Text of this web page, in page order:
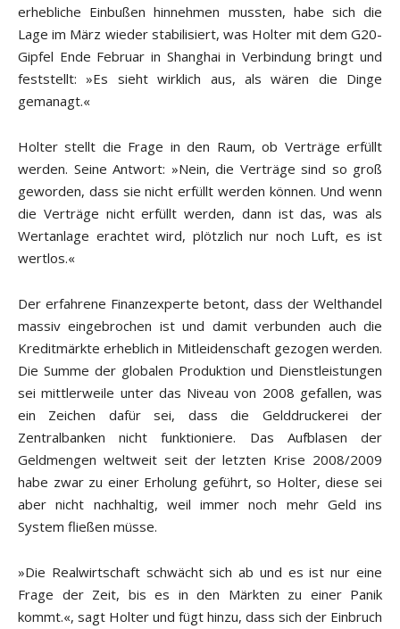
erhebliche Einbußen hinnehmen mussten, habe sich die
Lage im März wieder stabilisiert, was Holter mit dem G20-
Gipfel Ende Februar in Shanghai in Verbindung bringt und
feststellt: »Es sieht wirklich aus, als wären die Dinge
gemanagt.«
Holter stellt die Frage in den Raum, ob Verträge erfüllt
werden. Seine Antwort: »Nein, die Verträge sind so groß
geworden, dass sie nicht erfüllt werden können. Und wenn
die Verträge nicht erfüllt werden, dann ist das, was als
Wertanlage erachtet wird, plötzlich nur noch Luft, es ist
wertlos.«
Der erfahrene Finanzexperte betont, dass der Welthandel
massiv eingebrochen ist und damit verbunden auch die
Kreditmärkte erheblich in Mitleidenschaft gezogen werden.
Die Summe der globalen Produktion und Dienstleistungen
sei mittlerweile unter das Niveau von 2008 gefallen, was
ein Zeichen dafür sei, dass die Gelddruckerei der
Zentralbanken nicht funktioniere. Das Aufblasen der
Geldmengen weltweit seit der letzten Krise 2008/2009
habe zwar zu einer Erholung geführt, so Holter, diese sei
aber nicht nachhaltig, weil immer noch mehr Geld ins
System fließen müsse.
»Die Realwirtschaft schwächt sich ab und es ist nur eine
Frage der Zeit, bis es in den Märkten zu einer Panik
kommt.«, sagt Holter und fügt hinzu, dass sich der Einbruch